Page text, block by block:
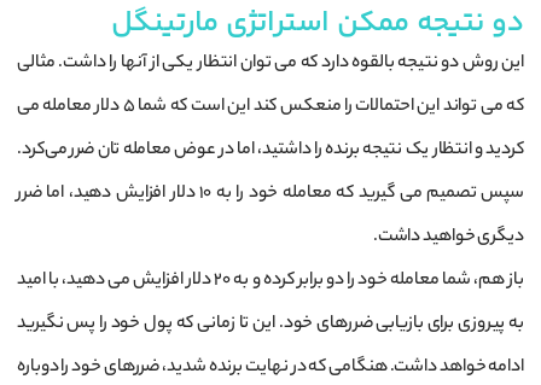
دو نتیجه ممکن استراتژی مارتینگل
این روش دو نتیجه بالقوه دارد که می توان انتظار یکی از آنها را داشت. مثالی
که می‌ تواند این احتمالات را منعکس کند این است که شما ۵ دلار معامله می‌
کردید و انتظار یک نتیجه برنده را داشتید، اما در عوض معامله ‌تان ضرر می‌کرد.
سپس تصمیم می گیرید که معامله خود را به 10 دلار افزایش دهید، اما ضرر
دیگری خواهید داشت.
باز هم، شما معامله خود را دو برابر کرده و به 20 دلار افزایش می دهید، با امید
به پیروزی برای بازیابی ضررهای خود. این تا زمانی که پول خود را پس نگیرید
ادامه خواهد داشت. هنگامی که در نهایت برنده شدید، ضررهای خود را دوباره